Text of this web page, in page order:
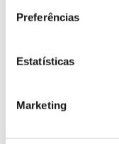
Preferências
Estatísticas
Marketing
Os vencedores desta
durante a cerimónia